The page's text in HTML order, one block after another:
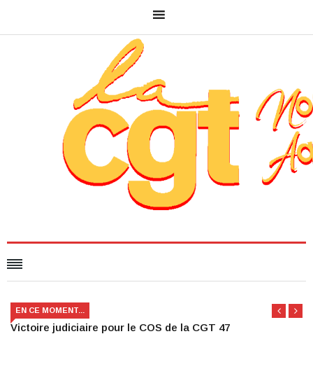
EN CE MOMENT...
Victoire judiciaire pour le COS de la CGT 47